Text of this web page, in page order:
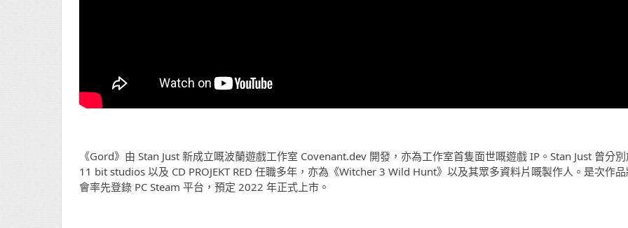
《Gord》由 Stan Just 新成立嘅波蘭遊戲工作室 Covenant.dev 開發，亦為工作室首隻面世嘅遊戲 IP。Stan Just 曾分
11 bit studios 以及 CD PROJEKT RED 任職多年，亦為《Witcher 3 Wild Hunt》以及其眾多資料片嘅製作人。是次作
會率先登錄 PC Steam 平台，預定 2022 年正式上市。